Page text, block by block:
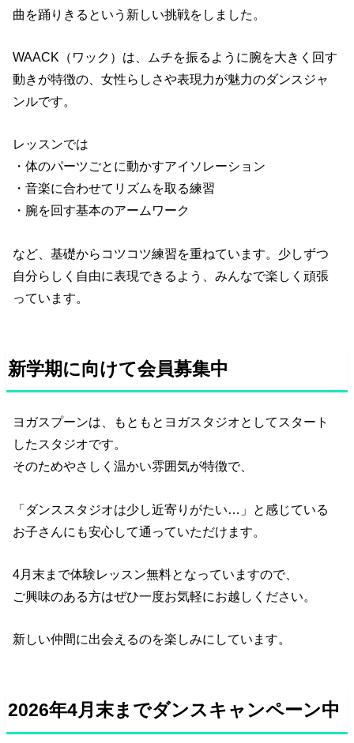
曲を踊りきるという新しい挑戦をしました。
WAACK（ワック）は、ムチを振るように腕を大きく回す
動きが特徴の、女性らしさや表現力が魅力のダンスジャ
ンルです。
レッスンでは
・体のパーツごとに動かすアイソレーション
・音楽に合わせてリズムを取る練習
・腕を回す基本のアームワーク
など、基礎からコツコツ練習を重ねています。少しずつ
自分らしく自由に表現できるよう、みんなで楽しく頑張
っています。
新学期に向けて会員募集中
ヨガスプーンは、もともとヨガスタジオとしてスタート
したスタジオです。
そのためやさしく温かい雰囲気が特徴で、
「ダンススタジオは少し近寄りがたい…」と感じている
お子さんにも安心して通っていただけます。
4月末まで体験レッスン無料となっていますので、
ご興味のある方はぜひ一度お気軽にお越しください。
新しい仲間に出会えるのを楽しみにしています。
2026年4月末までダンスキャンペーン中